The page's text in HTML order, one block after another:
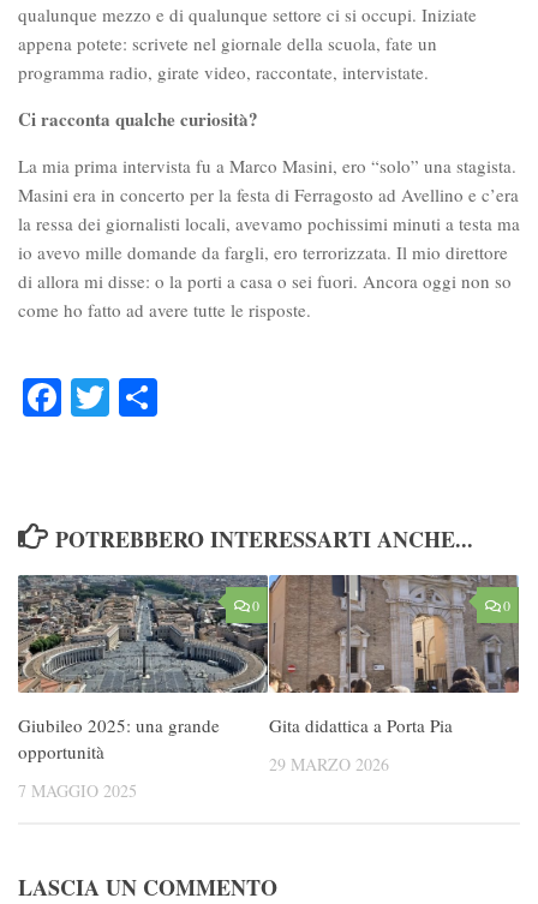
qualunque mezzo e di qualunque settore ci si occupi. Iniziate
appena potete: scrivete nel giornale della scuola, fate un
programma radio, girate video, raccontate, intervistate.
Ci racconta qualche curiosità?
La mia prima intervista fu a Marco Masini, ero “solo” una stagista.
Masini era in concerto per la festa di Ferragosto ad Avellino e c’era
la ressa dei giornalisti locali, avevamo pochissimi minuti a testa ma
io avevo mille domande da fargli, ero terrorizzata. Il mio direttore
di allora mi disse: o la porti a casa o sei fuori. Ancora oggi non so
come ho fatto ad avere tutte le risposte.
FacebookTwitter
POTREBBERO INTERESSARTI ANCHE...
0
Giubileo 2025: una grande
opportunità
7 MAGGIO 2025
0
Gita didattica a Porta Pia
29 MARZO 2026
LASCIA UN COMMENTO